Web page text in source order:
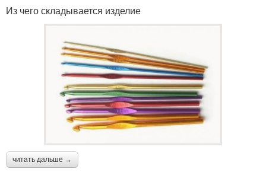
Коврики из лоскутов Коврик из шпагата
Вязаные коврики Синтетические коврики
Из чего складывается изделие
читать дальше →